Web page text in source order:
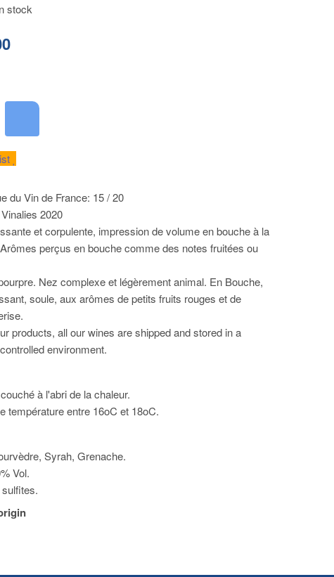
stock
du Vin de France: 15 / 20
2020
et corpulente, impression de volume en bouche à la
perçus en bouche comme des notes fruitées ou
Nez complexe et légèrement animal. En Bouche,
soule, aux arômes de petits fruits rouges et de
products, all our wines are shipped and stored in a
environment.
à l'abri de la chaleur.
température entre 16oC et 18oC.
Syrah, Grenache.
Vol.